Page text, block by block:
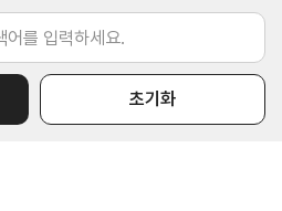
환율/
원자재
동향
KITA
초기화